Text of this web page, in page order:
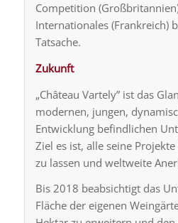
Competition
Internationales (Frankreich)
Tatsache.
Zukunft
„Château Vartely” ist das
modernen, jungen,
Entwicklung befindlichen
Ziel es ist, alle seine
zu lassen und weltweite
Bis 2018 beabsichtigt das
Fläche der eigenen